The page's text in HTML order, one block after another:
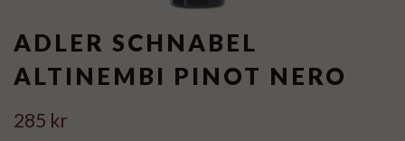
ADLER SCHNABEL
ALTINEMBI PINOT NERO
285 kr